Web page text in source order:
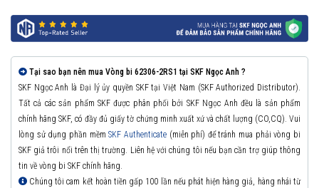
Tại sao bạn nên mua Vòng bi 62306-2RS1 tại SKF Ngọc Anh ?
SKF Ngọc Anh là Đại lý ủy quyền SKF tại Việt Nam (SKF Authorized Distributor).
Tất cả các sản phẩm SKF được phân phối bởi SKF Ngọc Anh đều là sản phẩm
chính hãng SKF, có đầy đủ giấy tờ chứng minh xuất xứ và chất lượng (CO,CQ). Vui
lòng sử dụng phần mềmSKF Authenticate(miễn phí) để tránh mua phải vòng bi
SKF giả trôi nổi trên thị trường. Liên hệ với chúng tôi nếu bạn cần trợ giúp thông
tin về vòng bi SKF chính hãng.
Chúng tôi cam kết hoàn tiền gấp 100 lần nếu phát hiện hàng giả, hàng nhái từ